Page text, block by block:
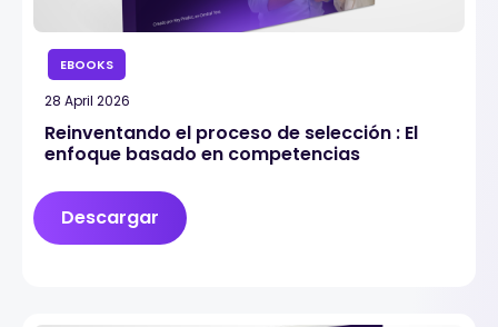
EBOOKS
28 April 2026
Reinventando el proceso de selección : El
enfoque basado en competencias
Descargar